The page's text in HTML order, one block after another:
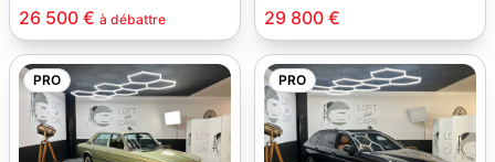
26 500 € à débattre 29 800 €
PRO PRO